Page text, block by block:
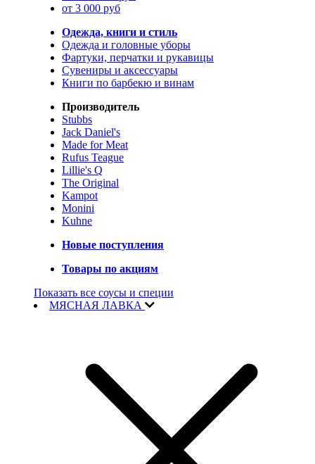
от 3 000 руб
Одежда, книги и стиль
Одежда и головные уборы
Фартуки, перчатки и рукавицы
Сувениры и аксессуары
Книги по барбекю и винам
Производитель
Stubbs
Jack Daniel's
Made for Meat
Rufus Teague
Lillie's Q
The Original
Kampot
Monini
Kuhne
Новые поступления
Товары по акциям
Показать все соусы и специи
МЯСНАЯ ЛАВКА